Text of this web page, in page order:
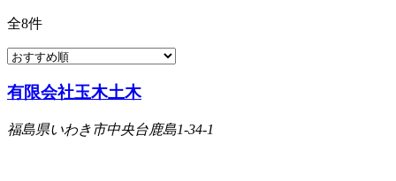
全8件
有限会社玉木土木
福島県いわき市中央台鹿島1-34-1